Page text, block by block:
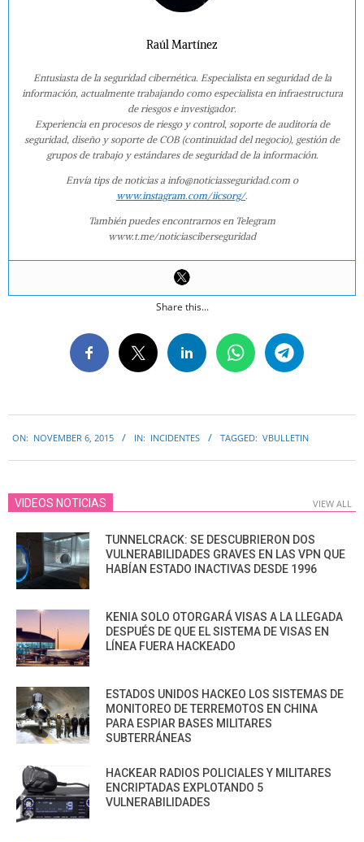
Raúl Martínez
Entusiasta de la seguridad cibernética. Especialista en seguridad de la
información, actualmente trabajando como especialista en infraestructura
de riesgos e investigador.
Experiencia en procesos de riesgo y control, soporte de auditoría de
seguridad, diseño y soporte de COB (continuidad del negocio), gestión de
grupos de trabajo y estándares de seguridad de la información.
Envía tips de noticias a info@noticiasseguridad.com o
www.instagram.com/iicsorg/.
También puedes encontrarnos en Telegram
www.t.me/noticiasciberseguridad
Share this...
11-
06
ON: NOVEMBER 6, 2015 IN: INCIDENTES TAGGED: VBULLETIN
VIDEOS NOTICIAS VIEW ALL
TUNNELCRACK: SE DESCUBRIERON DOS
VULNERABILIDADES GRAVES EN LAS VPN QUE
HABÍAN ESTADO INACTIVAS DESDE 1996
KENIA SOLO OTORGARÁ VISAS A LA LLEGADA
DESPUÉS DE QUE EL SISTEMA DE VISAS EN
LÍNEA FUERA HACKEADO
ESTADOS UNIDOS HACKEO LOS SISTEMAS DE
MONITOREO DE TERREMOTOS EN CHINA
PARA ESPIAR BASES MILITARES
SUBTERRÁNEAS
HACKEAR RADIOS POLICIALES Y MILITARES
ENCRIPTADAS EXPLOTANDO 5
VULNERABILIDADES